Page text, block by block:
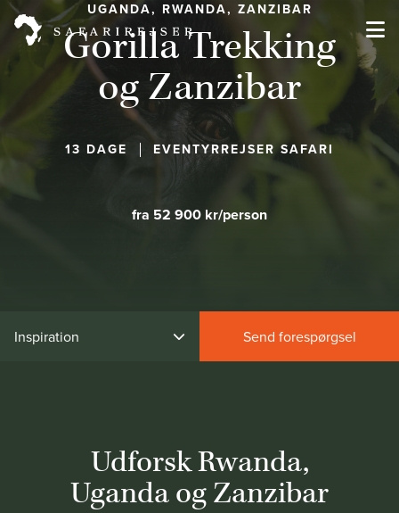
UGANDA, RWANDA, ZANZIBAR
Gorilla Trekking
og Zanzibar
13 DAGE EVENTYRREJSER SAFARI
fra 52 900 kr/person
Inspiration Send forespørgsel
Udforsk Rwanda,
Uganda og Zanzibar